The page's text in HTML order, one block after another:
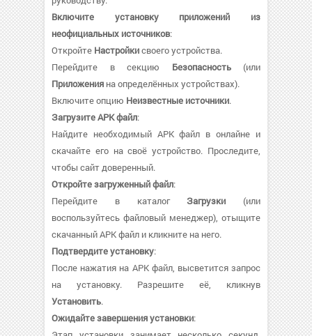
Включите установку приложений из
неофициальных источников:
Откройте Настройкисвоего устройства.
Перейдите в секцию Безопасность(или
Приложения на определённых устройствах).
Включите опцию Неизвестные источники.
Загрузите APK файл:
Найдите необходимый APK файл в онлайне и
скачайте его на своё устройство. Проследите,
чтобы сайт доверенный.
Откройте загруженный файл:
Перейдите в каталогЗагрузки (или
воспользуйтесь файловый менеджер), отыщите
скачанный APK файл и кликните на него.
Подтвердите установку:
После нажатия на APK файл, высветится запрос
на установку. Разрешите её, кликнув
Установить.
Ожидайте завершения установки: